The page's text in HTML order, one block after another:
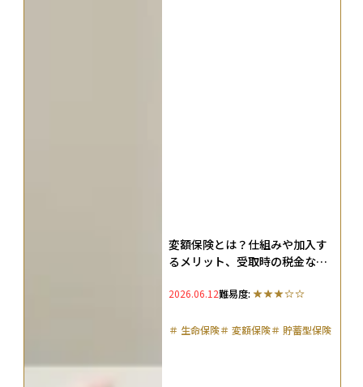
変額保険とは？仕組みや加入す
るメリット、受取時の税金など
2026.06.12難易度:
＃ 生命保険＃ 変額保険＃ 貯蓄型保険